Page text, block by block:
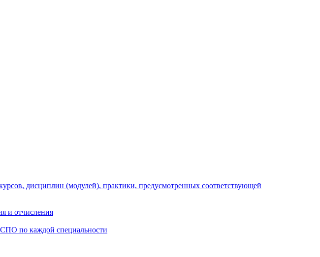
дисциплин (модулей), практики, предусмотренных соответствующей
и отчисления
по каждой специальности